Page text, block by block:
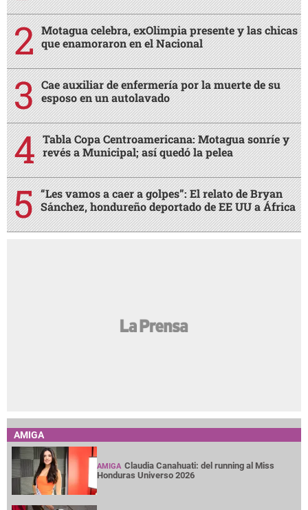
Motagua celebra, exOlimpia presente y las chicas
que enamoraron en el Nacional
Cae auxiliar de enfermería por la muerte de su
esposo en un autolavado
Tabla Copa Centroamericana: Motagua sonríe y
revés a Municipal; así quedó la pelea
“Les vamos a caer a golpes”: El relato de Bryan
Sánchez, hondureño deportado de EE UU a África
AMIGA
AMIGA Claudia Canahuati: del running al Miss
Honduras Universo 2026